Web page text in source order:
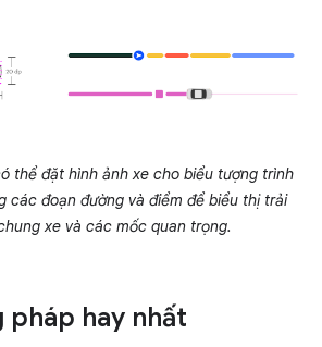
thể đặt hình ảnh xe cho biểu tượng trình
các đoạn đường và điểm để biểu thị trải
xe và các mốc quan trọng.
pháp hay nhất